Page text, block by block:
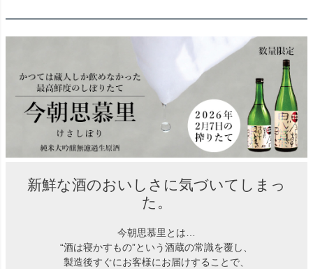
新鮮な酒のおいしさに気づいてしまっ
た。
今朝思慕里とは…
“酒は寝かすもの”という酒蔵の常識を覆し、
製造後すぐにお客様にお届けすることで、